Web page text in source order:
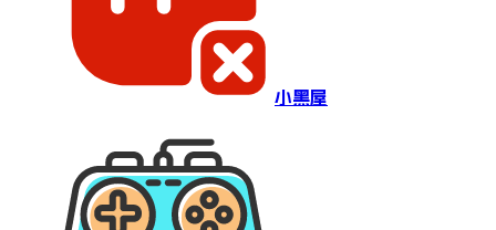
小黑屋